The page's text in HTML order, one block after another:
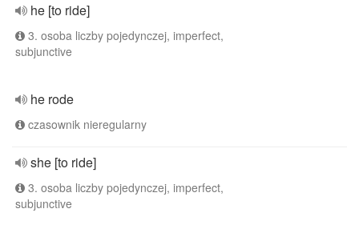
he [to ride]
3. osoba liczby pojedynczej, imperfect,
subjunctive
he rode
czasownik nieregularny
she [to ride]
3. osoba liczby pojedynczej, imperfect,
subjunctive